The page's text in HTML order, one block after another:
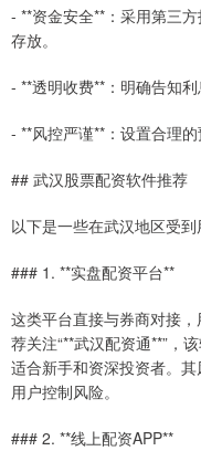
- **资金安全**：采用第三
存放。
- **透明收费**：明确告知
- **风控严谨**：设置合理
## 武汉股票配资软件推荐
以下是一些在武汉地区受
### 1. **实盘配资平台**
这类平台直接与券商对接
荐关注“**武汉配资通**”，
适合新手和资深投资者。
用户控制风险。
### 2. **线上配资APP**